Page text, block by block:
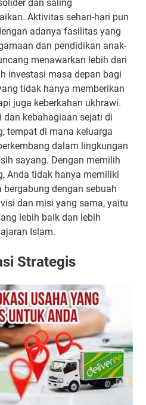
dan saling
Aktivitas sehari-hari pun
adanya fasilitas yang
dan pendidikan anak-
menawarkan lebih dari
investasi masa depan bagi
tidak hanya memberikan
juga keberkahan ukhrawi.
dan kebahagiaan sejati di
tempat di mana keluarga
dalam lingkungan
sayang. Dengan memilih
Anda tidak hanya memiliki
dengan sebuah
dan misi yang sama, yaitu
lebih baik dan lebih
Islam.
Strategis